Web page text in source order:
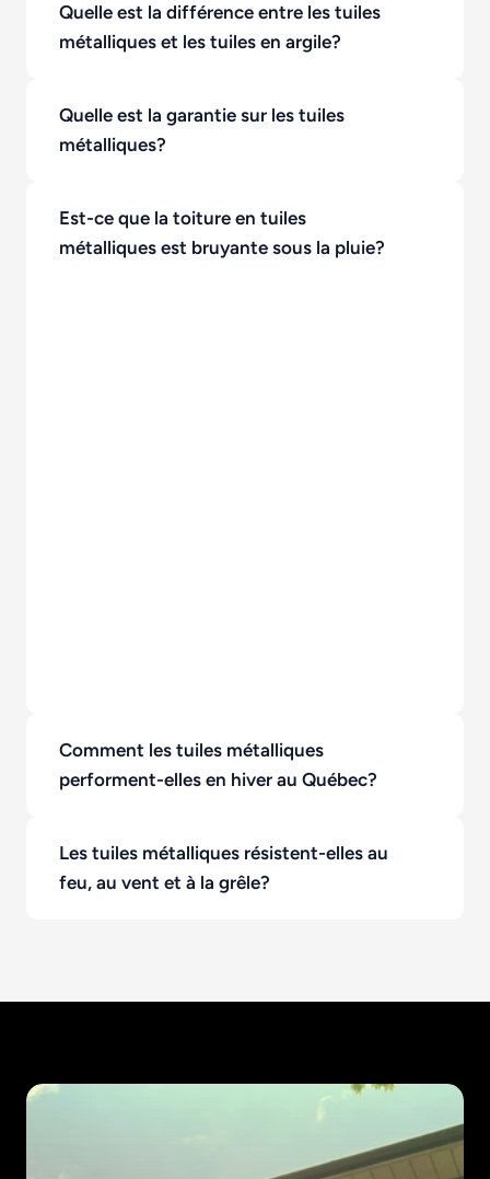
Quelle est la différence entre les tuiles
métalliques et les tuiles en argile?
Quelle est la garantie sur les tuiles
métalliques?
Est-ce que la toiture en tuiles
métalliques est bruyante sous la pluie?
Non, pas avec notre système d'installation
unique. C'est un mythe courant sur les toitures
Comment les tuiles métalliques
performent-elles en hiver au Québec?
Les tuiles métalliques résistent-elles au
feu, au vent et à la grêle?